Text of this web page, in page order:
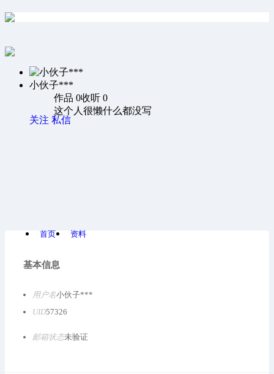
小伙子***
作品 0收听 0
这个人很懒什么都没写
关注 私信
首页 资料
基本信息
用户名小伙子***
UID57326
邮箱状态未验证